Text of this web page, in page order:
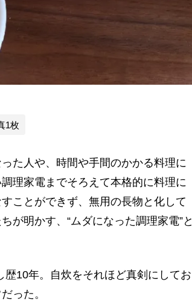
1枚
た人や、時間や手間のかかる料理に
理家電までそろえて本格的に料理に
ことができず、無用の長物と化して
が明かす、“ムダになった調理家電”と
10年。自炊をそれほど真剣にしてお
った。